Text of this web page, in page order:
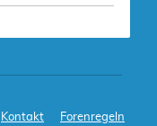
Kontakt Forenregeln